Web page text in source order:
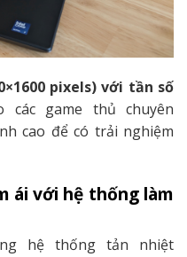
pixels) với tần số
game thủ chuyên
cao để có trải nghiệm
ái với hệ thống làm
hệ thống tản nhiệt